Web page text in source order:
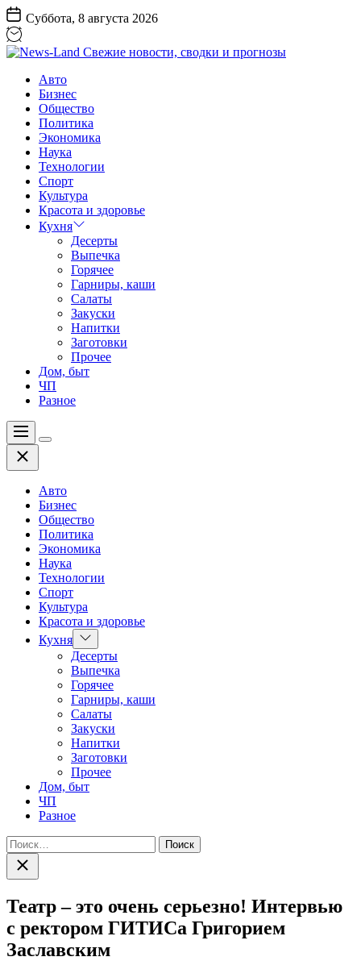
Перейти
к
содержанию
Суббота, 8 августа 2026
Land
Свежие
новости,
сводки
прогнозы
Авто
Бизнес
Общество
Политика
Экономика
Наука
Технологии
Спорт
Культура
Красота и здоровье
Кухня
Десерты
Выпечка
Горячее
Гарниры, каши
Салаты
Закуски
Напитки
Заготовки
Прочее
Дом, быт
ЧП
Разное
Меню
Цвет
Закрыть
Авто
Бизнес
Общество
Политика
Экономика
Наука
Технологии
Спорт
Культура
Красота и здоровье
Кухня Показать
подменю
Десерты
Выпечка
Горячее
Гарниры, каши
Салаты
Закуски
Напитки
Заготовки
Прочее
Дом, быт
ЧП
Разное
Найти:
Закрыть
поиск
Театр – это очень серьезно! Интервью
с ректором ГИТИСа Григорием
Заславским